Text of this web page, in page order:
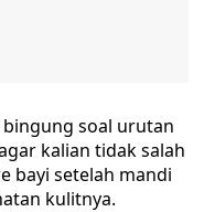
soal urutan
kalian tidak salah
bayi setelah mandi
kulitnya.